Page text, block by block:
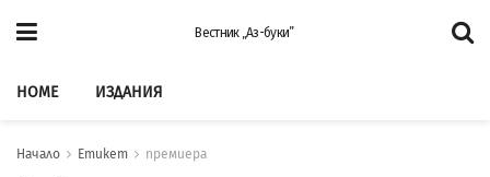
Вестник „Аз-буки”
HOME ИЗДАНИЯ
Начало Етикет премиера